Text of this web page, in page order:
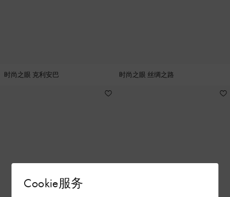
Cookie服务
时尚之眼 克利安巴 时尚之眼 丝绸之路